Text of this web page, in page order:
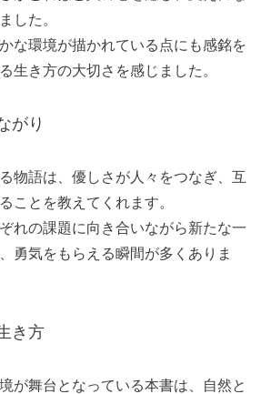
した。
な環境が描かれている点にも感銘を
生き方の大切さを感じました。
がり
物語は、優しさが人々をつなぎ、互
ことを教えてくれます。
れの課題に向き合いながら新たな一
勇気をもらえる瞬間が多くありま
き方
が舞台となっている本書は、自然と